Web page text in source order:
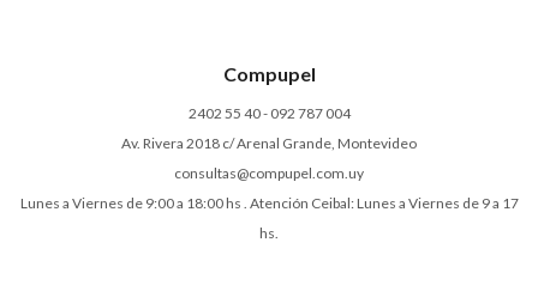
Compupel
2402 55 40 - 092 787 004
Av. Rivera 2018 c/ Arenal Grande, Montevideo
consultas@compupel.com.uy
Lunes a Viernes de 9:00 a 18:00 hs . Atención Ceibal: Lunes a Viernes de 9 a 17
hs.